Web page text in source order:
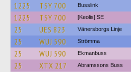
1225 TSY 700 Busslink
1225 TSY 700 [Keolis] SE
25 UES 823 Vänersborgs Linje
25 WUJ 590 Strömma
25 WUJ 590 Ekmanbuss
25 XTX 217 Abramssons Buss